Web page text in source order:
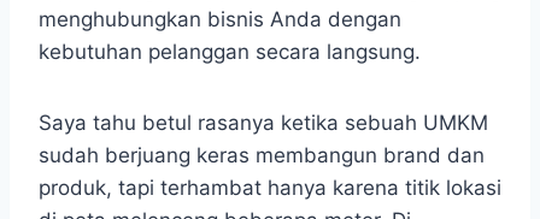
menghubungkan bisnis Anda dengan
kebutuhan pelanggan secara langsung.
Saya tahu betul rasanya ketika sebuah UMKM
sudah berjuang keras membangun brand dan
produk, tapi terhambat hanya karena titik lokasi